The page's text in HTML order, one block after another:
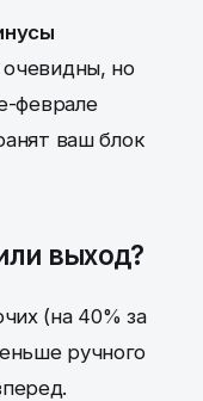
но
феврале
ваш блок
выход?
(на 40% за
ручного